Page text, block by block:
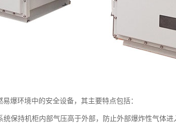
爆环境中的安全设备，其主要特点包括：
统保持机柜内部气压高于外部，防止外部爆炸性气体